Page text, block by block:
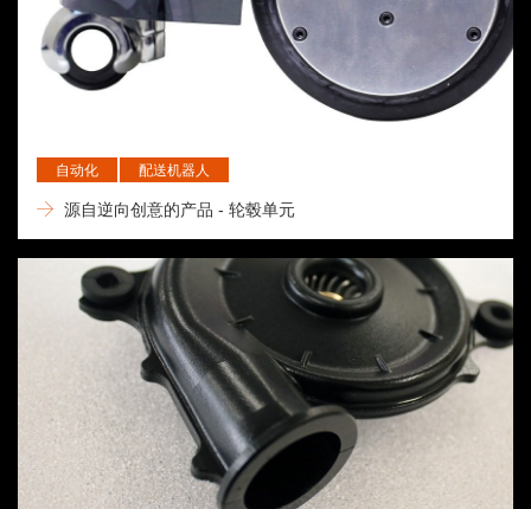
自动化 配送机器人
源自逆向创意的产品 - 轮毂单元